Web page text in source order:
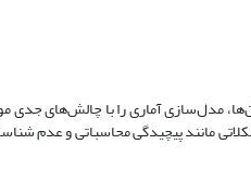
مدل‌سازی آماری را با چالش‌های
مانند پیچیدگی محاسباتی و عدم